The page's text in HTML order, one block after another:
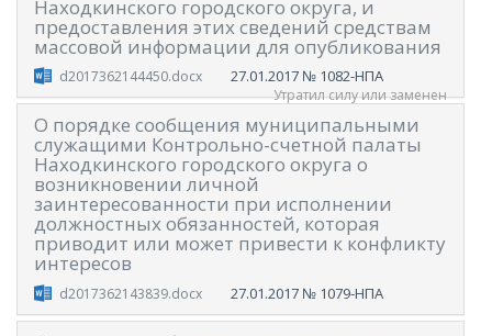
Находкинского городского округа, и
предоставления этих сведений средствам
массовой информации для опубликования
d2017362144450.docx 27.01.2017 № 1082-НПА
Утратил силу или заменен
О порядке сообщения муниципальными
служащими Контрольно-счетной палаты
Находкинского городского округа о
возникновении личной
заинтересованности при исполнении
должностных обязанностей, которая
приводит или может привести к конфликту
интересов
d2017362143839.docx 27.01.2017 № 1079-НПА